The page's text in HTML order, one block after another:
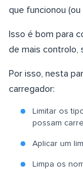
que funcionou (ou
Isso é bom para
de mais controlo,
Por isso, nesta
carregador:
Limitar os
possam
Aplicar um
Limpa os